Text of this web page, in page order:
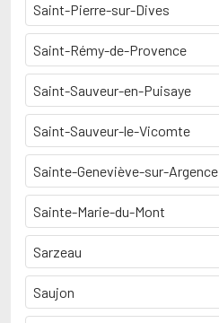
Saint-Pierre-sur-Dives
Saint-Rémy-de-Provence
Saint-Sauveur-en-Puisaye
Saint-Sauveur-le-Vicomte
Sainte-Geneviève-sur-Argence
Sainte-Marie-du-Mont
Sarzeau
Saujon